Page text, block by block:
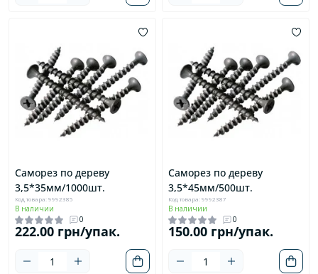
Саморез по дереву
3,5*35мм/1000шт.
Код товара: 9992385
В наличии
0
222.00 грн/упак.
Саморез по дереву
3,5*45мм/500шт.
Код товара: 9992387
В наличии
0
150.00 грн/упак.